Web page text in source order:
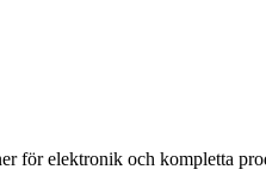
för elektronik och kompletta